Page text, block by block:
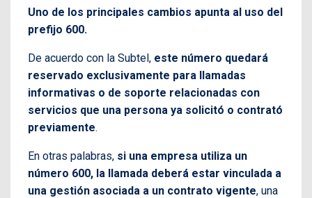
Uno de los principales cambios apunta al uso del
prefijo 600.
De acuerdo con la Subtel, este número quedará
reservado exclusivamente para llamadas
informativas o de soporte relacionadas con
servicios que una persona ya solicitó o contrató
previamente.
En otras palabras, si una empresa utiliza un
número 600, la llamada deberá estar vinculada a
una gestión asociada a un contrato vigente, una